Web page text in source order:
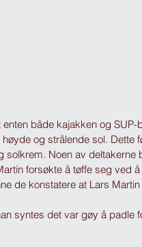
både kajakken og
og strålende sol.
solkrem. Noen av
forsøkte å tøffe seg ved
de konstatere at Lars
syntes det var gøy å padle